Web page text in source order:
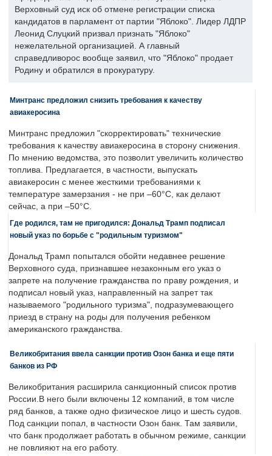
Верховный суд иск об отмене регистрации списка
кандидатов в парламент от партии "Яблоко". Лидер ЛДПР
Леонид Слуцкий призвал признать "Яблоко"
нежелательной организацией. А главный
справедливорос вообще заявил, что "Яблоко" продает
Родину и обратился в прокуратуру.
Минтранс предложил снизить требования к качеству
авиакеросина
Минтранс предложил "скорректировать" технические
требования к качеству авиакеросина в сторону снижения.
По мнению ведомства, это позволит увеличить количество
топлива. Предлагается, в частности, выпускать
авиакеросин с менее жесткими требованиями к
температуре замерзания - не при –60°C, как делают
сейчас, а при –50°C.
Где родился, там не пригодился: Дональд Трамп подписал
новый указ по борьбе с "родильным туризмом"
Дональд Трамп попытался обойти недавнее решение
Верховного суда, признавшее незаконным его указ о
запрете на получение гражданства по праву рождения, и
подписал новый указ, направленный на запрет так
называемого "родильного туризма", подразумевающего
приезд в страну на роды для получения ребенком
американского гражданства.
Великобритания ввела санкции против Озон банка и еще пяти
банков из РФ
Великобритания расширила санкционный список против
России.В него были включены 12 компаний, в том числе
ряд банков, а также одно физическое лицо и шесть судов.
Под санкции попал, в частности Озон банк. Там заявили,
что банк продолжает работать в обычном режиме, санкции
не повлияют на его работу.